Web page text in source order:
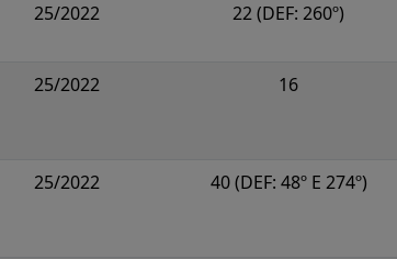
25/2022 22 (DEF: 260º)
25/2022 16
25/2022 40 (DEF: 48º E 274º)